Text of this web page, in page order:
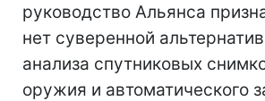
руководство Альянса
нет суверенной
анализа спутниковых
оружия и автоматического